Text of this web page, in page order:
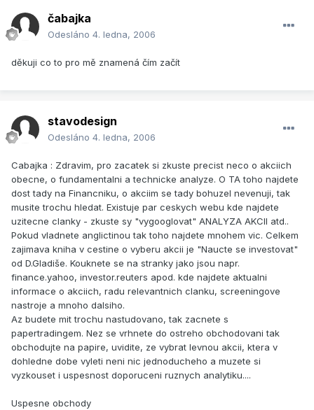
čabajka
Odesláno 4. ledna, 2006
děkuji co to pro mě znamená čím začít
stavodesign
Odesláno 4. ledna, 2006
Cabajka : Zdravim, pro zacatek si zkuste precist neco o akciich
obecne, o fundamentalni a technicke analyze. O TA toho najdete
dost tady na Financniku, o akciim se tady bohuzel nevenuji, tak
musite trochu hledat. Existuje par ceskych webu kde najdete
uzitecne clanky - zkuste sy "vygooglovat" ANALYZA AKCII atd..
Pokud vladnete anglictinou tak toho najdete mnohem vic. Celkem
zajimava kniha v cestine o vyberu akcii je "Naucte se investovat"
od D.Gladiše. Kouknete se na stranky jako jsou napr.
finance.yahoo, investor.reuters apod. kde najdete aktualni
informace o akciich, radu relevantnich clanku, screeningove
nastroje a mnoho dalsiho.
Az budete mit trochu nastudovano, tak zacnete s
papertradingem. Nez se vrhnete do ostreho obchodovani tak
obchodujte na papire, uvidite, ze vybrat levnou akcii, ktera v
dohledne dobe vyleti neni nic jednoducheho a muzete si
vyzkouset i uspesnost doporuceni ruznych analytiku....
Uspesne obchody